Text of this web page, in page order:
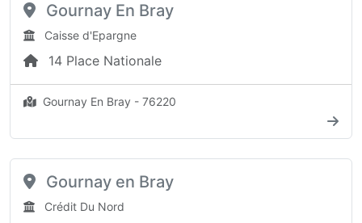
Gournay En Bray
Caisse d'Epargne
14 Place Nationale
Gournay En Bray - 76220
Gournay en Bray
Crédit Du Nord